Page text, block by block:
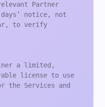
Partner
notice, not
to verify
a limited,
license to use
the Services and